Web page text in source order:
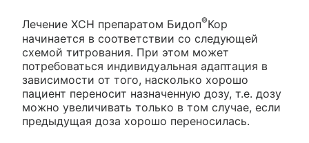
Лечение ХСН препаратом Бидоп®Кор
начинается в соответствии со следующей
схемой титрования. При этом может
потребоваться индивидуальная адаптация в
зависимости от того, насколько хорошо
пациент переносит назначенную дозу, т.е. дозу
можно увеличивать только в том случае, если
предыдущая доза хорошо переносилась.